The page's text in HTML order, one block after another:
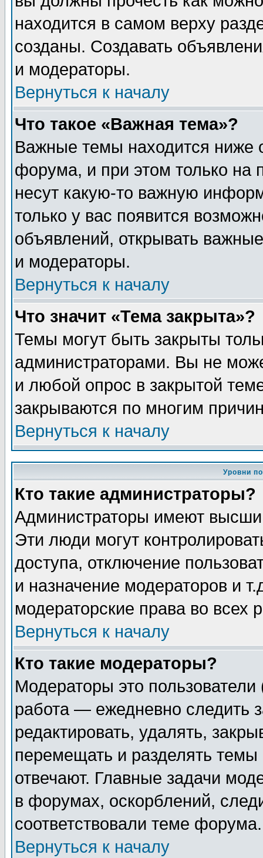
находится в самом верху
созданы. Создавать
и модераторы.
Вернуться к началу
Что такое «Важная тема»?
Важные темы находится ниже
форума, и при этом только на
несут какую-то важную
только у вас появится
объявлений, открывать
и модераторы.
Вернуться к началу
Что значит «Тема закрыта»?
Темы могут быть закрыты
администраторами. Вы не
и любой опрос в закрытой
закрываются по многим
Вернуться к началу
Уровни
Кто такие администраторы?
Администраторы имеют
Эти люди могут
доступа, отключение
и назначение модераторов и
модераторские права во всех
Вернуться к началу
Кто такие модераторы?
Модераторы это
работа — ежедневно следить
редактировать, удалять,
перемещать и разделять
отвечают. Главные задачи
в форумах, оскорблений,
соответствовали теме форума.
Вернуться к началу